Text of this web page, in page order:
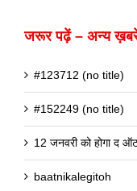
जरूर पढ़ें – अन्य
#123712 (no title)
#152249 (no title)
12 जनवरी को होगा द
baatnikalegitoh